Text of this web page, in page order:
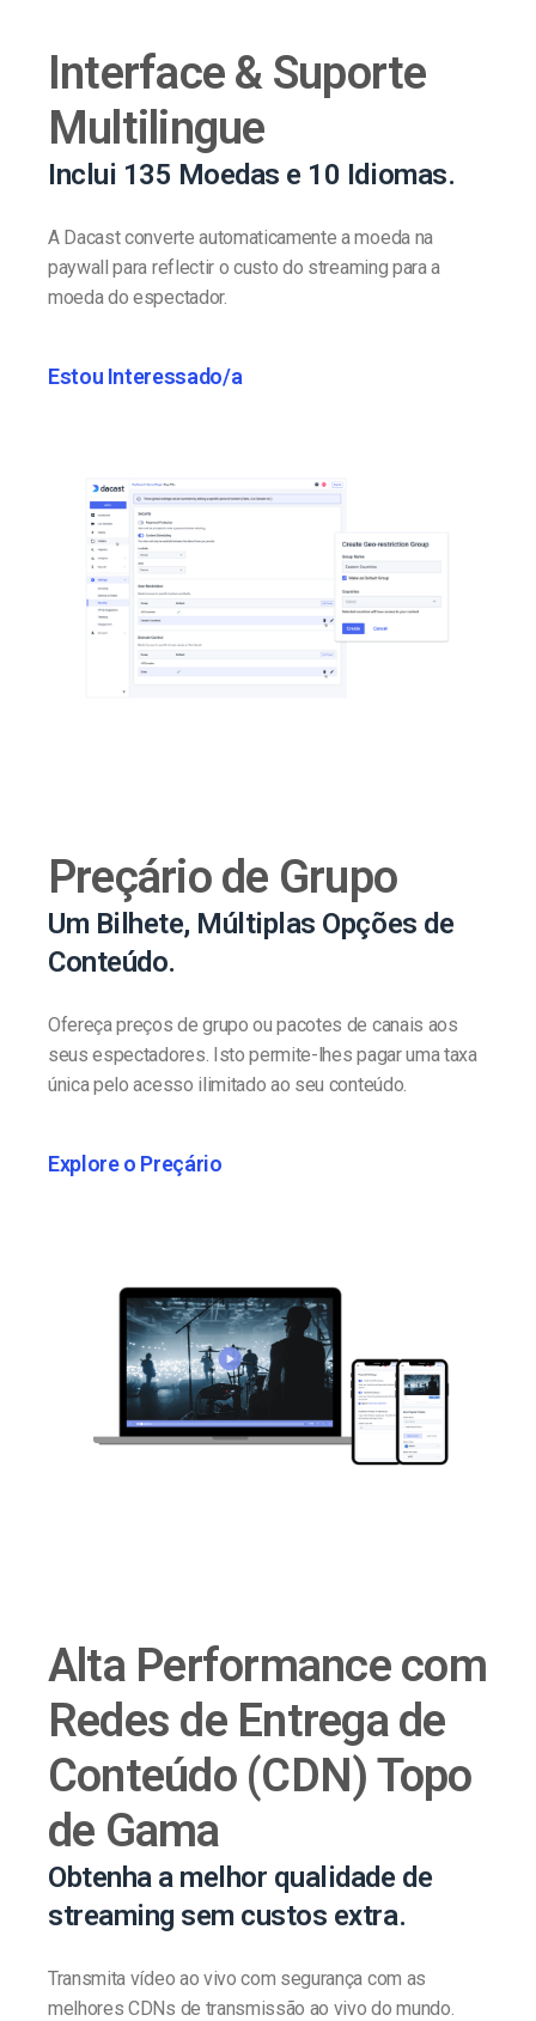
Interface & Suporte
Multilingue
Inclui 135 Moedas e 10 Idiomas.
A Dacast converte automaticamente a moeda na
paywall para reflectir o custo do streaming para a
moeda do espectador.
Estou Interessado/a
Preçário de Grupo
Um Bilhete, Múltiplas Opções de
Conteúdo.
Ofereça preços de grupo ou pacotes de canais aos
seus espectadores. Isto permite-lhes pagar uma taxa
única pelo acesso ilimitado ao seu conteúdo.
Explore o Preçário
Alta Performance com
Redes de Entrega de
Conteúdo (CDN) Topo
de Gama
Obtenha a melhor qualidade de
streaming sem custos extra.
Transmita vídeo ao vivo com segurança com as
melhores CDNs de transmissão ao vivo do mundo.